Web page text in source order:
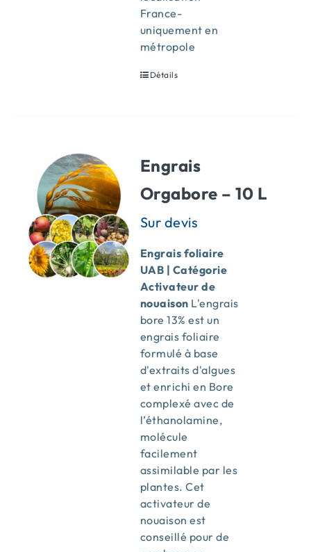
France-
uniquement en
métropole
Détails
Engrais
Orgabore – 10 L
Engrais foliaire
UAB | Catégorie
Activateur de
nouaison L'engrais
bore 13% est un
engrais foliaire
formulé à base
d'extraits d'algues
et enrichi en Bore
complexé avec de
l’éthanolamine,
molécule
facilement
assimilable par les
plantes. Cet
activateur de
nouaison est
conseillé pour de